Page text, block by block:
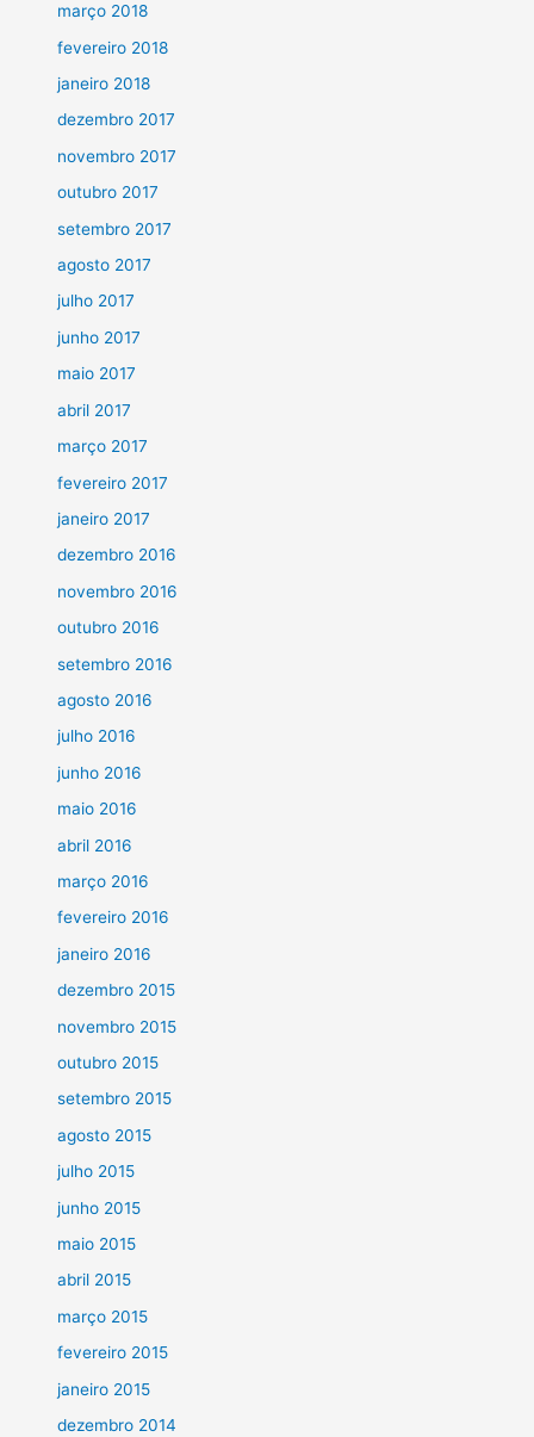
março 2018
fevereiro 2018
janeiro 2018
dezembro 2017
novembro 2017
outubro 2017
setembro 2017
agosto 2017
julho 2017
junho 2017
maio 2017
abril 2017
março 2017
fevereiro 2017
janeiro 2017
dezembro 2016
novembro 2016
outubro 2016
setembro 2016
agosto 2016
julho 2016
junho 2016
maio 2016
abril 2016
março 2016
fevereiro 2016
janeiro 2016
dezembro 2015
novembro 2015
outubro 2015
setembro 2015
agosto 2015
julho 2015
junho 2015
maio 2015
abril 2015
março 2015
fevereiro 2015
janeiro 2015
dezembro 2014